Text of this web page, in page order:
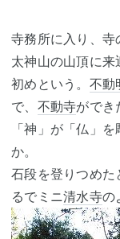
寺務所に入り、寺
太神山の山頂に来
初めという。 不動
で、 不動寺ができ
「神」が「仏」
か。
石段を登りつめた
るでミニ清水寺の